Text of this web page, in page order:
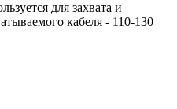
для захвата и
кабеля - 110-130